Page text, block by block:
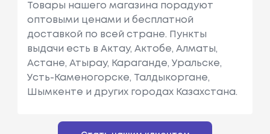
Товары нашего магазина порадуют
оптовыми ценами и бесплатной
доставкой по всей стране. Пункты
выдачи есть в Актау, Актобе, Алматы,
Астане, Атырау, Караганде, Уральске,
Усть-Каменогорске, Талдыкоргане,
Шымкенте и других городах Казахстана.